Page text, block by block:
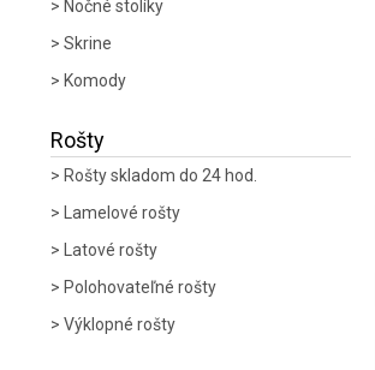
Nočné stolíky
Skrine
Komody
Rošty
Rošty skladom do 24 hod.
Lamelové rošty
Latové rošty
Polohovateľné rošty
Výklopné rošty